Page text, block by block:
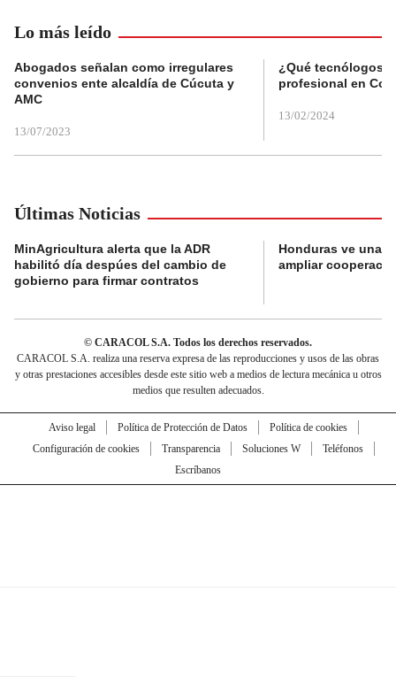
Lo más leído
Abogados señalan como irregulares
convenios ente alcaldía de Cúcuta y
AMC
13/07/2023
¿Qué tecnólogos
profesional en
13/02/2024
Últimas Noticias
MinAgricultura alerta que la ADR
habilitó día despúes del cambio de
gobierno para firmar contratos
Honduras ve una
ampliar
© CARACOL S.A. Todos los derechos reservados.
CARACOL S.A. realiza una reserva expresa de las reproducciones y usos de las obras
y otras prestaciones accesibles desde este sitio web a medios de lectura mecánica u otros
medios que resulten adecuados.
Aviso legal Política de Protección de Datos
Política de cookies
Configuración de cookies
Transparencia Soluciones W
Teléfonos
Escríbanos